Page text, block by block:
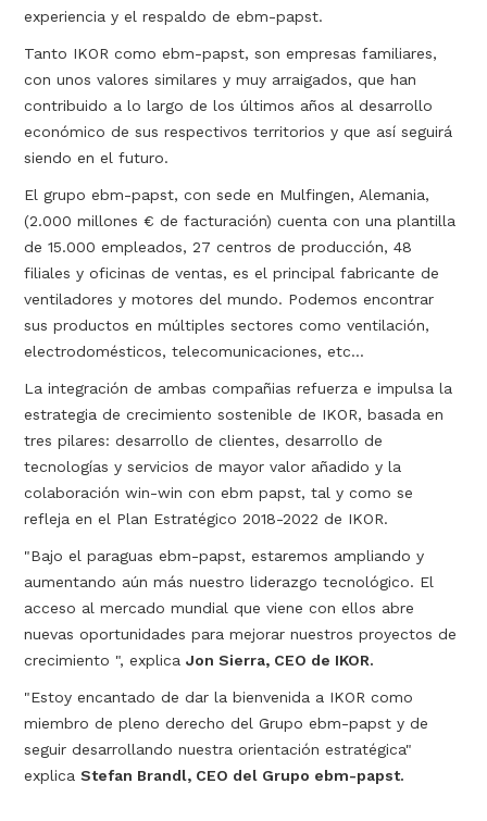
experiencia y el respaldo de ebm-papst.
Tanto IKOR como ebm-papst, son empresas familiares,
con unos valores similares y muy arraigados, que han
contribuido a lo largo de los últimos años al desarrollo
económico de sus respectivos territorios y que así seguirá
siendo en el futuro.
El grupo ebm-papst, con sede en Mulfingen, Alemania,
(2.000 millones € de facturación) cuenta con una plantilla
de 15.000 empleados, 27 centros de producción, 48
filiales y oficinas de ventas, es el principal fabricante de
ventiladores y motores del mundo. Podemos encontrar
sus productos en múltiples sectores como ventilación,
electrodomésticos, telecomunicaciones, etc...
La integración de ambas compañias refuerza e impulsa la
estrategia de crecimiento sostenible de IKOR, basada en
tres pilares: desarrollo de clientes, desarrollo de
tecnologías y servicios de mayor valor añadido y la
colaboración win-win con ebm papst, tal y como se
refleja en el Plan Estratégico 2018-2022 de IKOR.
"Bajo el paraguas ebm-papst, estaremos ampliando y
aumentando aún más nuestro liderazgo tecnológico. El
acceso al mercado mundial que viene con ellos abre
nuevas oportunidades para mejorar nuestros proyectos de
crecimiento ", explicaJon Sierra, CEO de IKOR.
"Estoy encantado de dar la bienvenida a IKOR como
miembro de pleno derecho del Grupo ebm-papst y de
seguir desarrollando nuestra orientación estratégica"
explicaStefan Brandl, CEO del Grupo ebm-papst.